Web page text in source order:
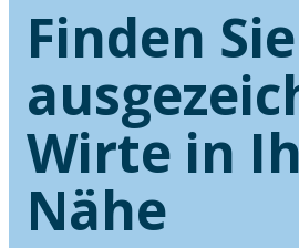
Finden Sie
Wirte in
Nähe